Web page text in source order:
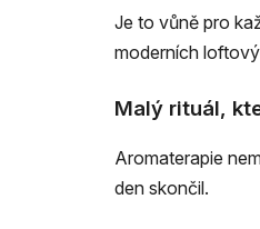
Je to vůně pro
moderních
Malý rituál,
Aromaterapie
den skončil.